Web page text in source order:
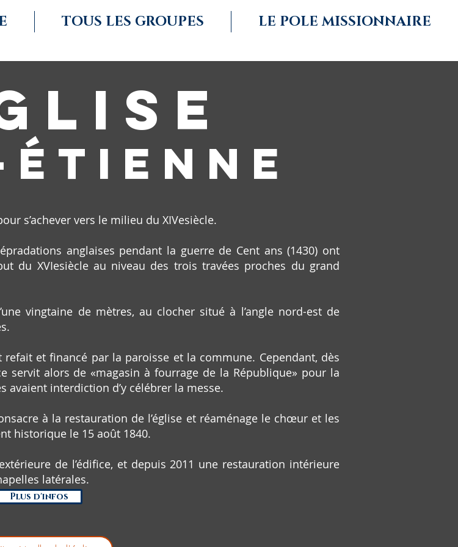
TOUS LES GROUPES LE POLE MISSIONNAIRE
s’achever vers le milieu du XIVesiècle.
anglaises pendant la guerre de Cent ans (1430) ont
du XVIesiècle au niveau des trois travées proches du grand
vingtaine de mètres, au clocher situé à l’angle nord-est de
refait et financé par la paroisse et la commune. Cependant, dès
servit alors de «magasin à fourrage de la République» pour la
avaient interdiction d’y célébrer la messe.
à la restauration de l’église et réaménage le chœur et les
historique le 15 août 1840.
de l’édifice, et depuis 2011 une restauration intérieure
latérales.
Plus d'infos